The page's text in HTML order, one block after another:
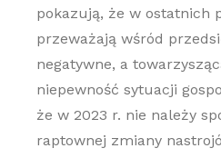
pokazują, że w ostatnich
przeważają wśród
negatywne, a
niepewność sytuacji
że w 2023 r. nie należy
raptownej zmiany